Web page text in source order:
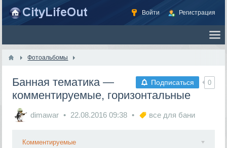
Войти Регистрация
Фотоальбомы
Подписаться 0
Банная тематика —
комментируемые, горизонтальные
dimawar 22.08.2016 09:38 все для бани
Комментируемые